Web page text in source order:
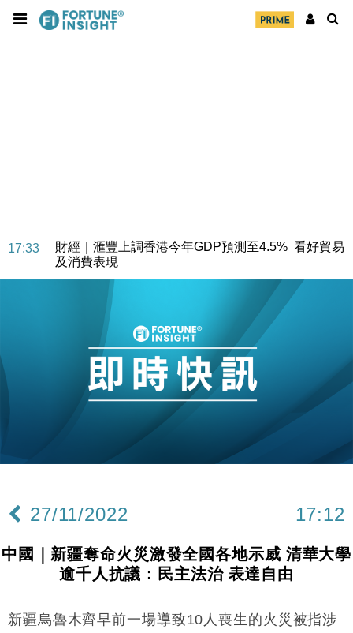
17:33
財經｜滙豐上調香港今年GDP預測至4.5% 看好貿易
及消費表現
本地｜假冒內地執法人員要求交「保證金」 43歲女子
損失近6900萬元
財經｜日經失守6.5萬點後回穩 全周仍升近2%
財經｜恒隆10月換帥 玩具「反」斗城亞洲CEO蔡德
15:11
財經｜韓股反覆波動收跌 連挫7周創逾3年最長跌勢
財經｜內地7月美元計價出口增近24%勝預期 貿易順
11:12
國際｜特朗普料美伊戰事快結束 承認部分彈藥庫存緊
15:59
財經｜SA售股自救後再出手 斥4億美元押注未上市公
司
47仙
27/11/2022 17:12
中國｜新疆奪命火災激發全國各地示威 清華大學
逾千人抗議：民主法治 表達自由
新疆烏魯木齊早前一場導致10人喪生的火災被指涉